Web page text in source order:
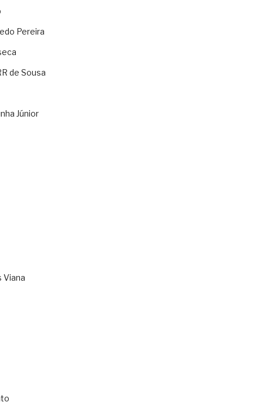
Pereira
de Sousa
Júnior
Viana